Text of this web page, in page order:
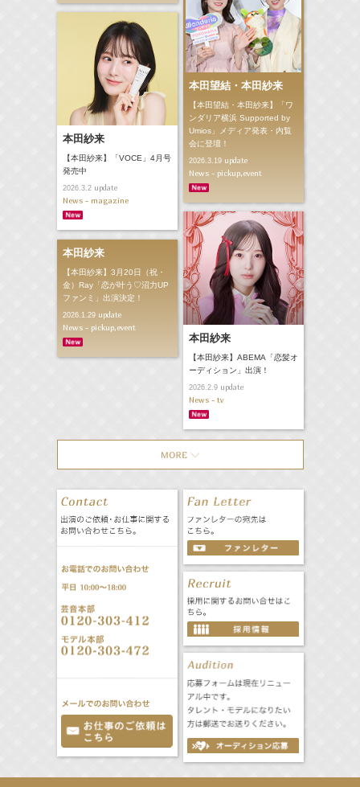
本田望結・本田紗来
【本田望結・本田紗来】「ワ
ンダリア横浜 Supported by
Umios」メディア発表・内覧
会に登壇！
2026.3.19update
News - pickup,event
本田紗来
【本田紗来】「VOCE」4月号
発売中
2026.3.2update
News - magazine
本田紗来
【本田紗来】ABEMA「恋髪オ
ーディション」出演！
2026.2.9update
News - tv
本田紗来
【本田紗来】3月20日（祝・
金）Ray「恋が叶う♡沼力UP
ファンミ」出演決定！
2026.1.29update
News - pickup,event